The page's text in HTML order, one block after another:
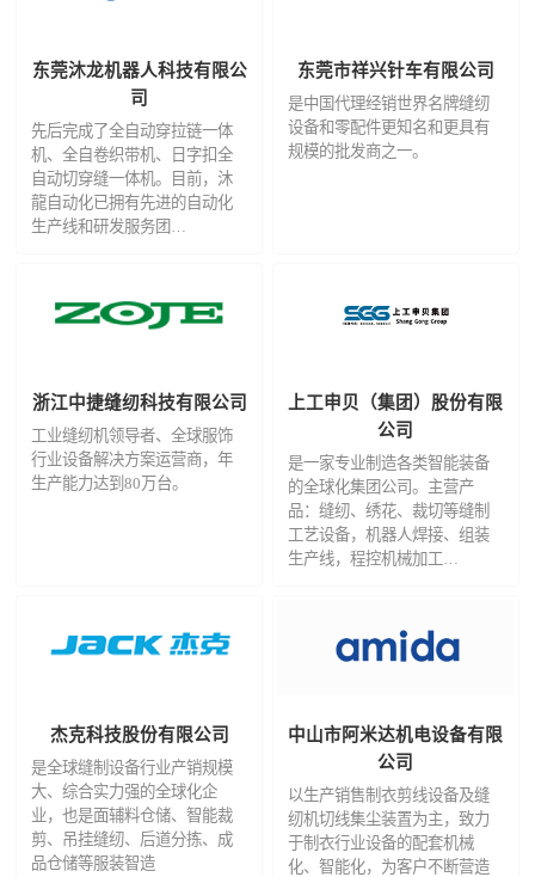
东莞沐龙机器人科技有限公
司
先后完成了全自动穿拉链一体
机、全自卷织带机、日字扣全
自动切穿缝一体机。目前，沐
龍自动化已拥有先进的自动化
生产线和研发服务团…
东莞市祥兴针车有限公司
是中国代理经销世界名牌缝纫
设备和零配件更知名和更具有
规模的批发商之一。
浙江中捷缝纫科技有限公司
工业缝纫机领导者、全球服饰
行业设备解决方案运营商，年
生产能力达到80万台。
上工申贝（集团）股份有限
公司
是一家专业制造各类智能装备
的全球化集团公司。主营产
品：缝纫、绣花、裁切等缝制
工艺设备，机器人焊接、组装
生产线，程控机械加工…
杰克科技股份有限公司
是全球缝制设备行业产销规模
大、综合实力强的全球化企
业，也是面辅料仓储、智能裁
剪、吊挂缝纫、后道分拣、成
品仓储等服装智造
中山市阿米达机电设备有限
公司
以生产销售制衣剪线设备及缝
纫机切线集尘装置为主，致力
于制衣行业设备的配套机械
化、智能化，为客户不断营造